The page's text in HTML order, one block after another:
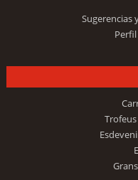
Sugerencias